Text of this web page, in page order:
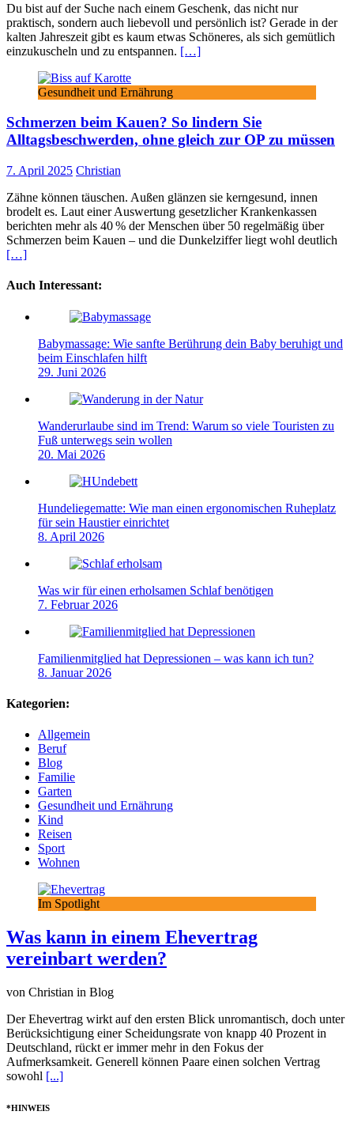
Du bist auf der Suche nach einem Geschenk, das nicht nur
praktisch, sondern auch liebevoll und persönlich ist? Gerade in der
kalten Jahreszeit gibt es kaum etwas Schöneres, als sich gemütlich
einzukuscheln und zu entspannen. […]
Gesundheit und Ernährung
Schmerzen beim Kauen? So lindern Sie
Alltagsbeschwerden, ohne gleich zur OP zu müssen
7. April 2025 Christian
Zähne können täuschen. Außen glänzen sie kerngesund, innen
brodelt es. Laut einer Auswertung gesetzlicher Krankenkassen
berichten mehr als 40 % der Menschen über 50 regelmäßig über
Schmerzen beim Kauen – und die Dunkelziffer liegt wohl deutlich
[…]
Auch Interessant:
Babymassage: Wie sanfte Berührung dein Baby beruhigt und
beim Einschlafen hilft
29. Juni 2026
Wanderurlaube sind im Trend: Warum so viele Touristen zu
Fuß unterwegs sein wollen
20. Mai 2026
Hundeliegematte: Wie man einen ergonomischen Ruheplatz
für sein Haustier einrichtet
8. April 2026
Was wir für einen erholsamen Schlaf benötigen
7. Februar 2026
Familienmitglied hat Depressionen – was kann ich tun?
8. Januar 2026
Kategorien:
Allgemein
Beruf
Blog
Familie
Garten
Gesundheit und Ernährung
Kind
Reisen
Sport
Wohnen
Im Spotlight
Was kann in einem Ehevertrag
vereinbart werden?
von Christian in Blog
Der Ehevertrag wirkt auf den ersten Blick unromantisch, doch unter
Berücksichtigung einer Scheidungsrate von knapp 40 Prozent in
Deutschland, rückt er immer mehr in den Fokus der
Aufmerksamkeit. Generell können Paare einen solchen Vertrag
sowohl [...]
*HINWEIS